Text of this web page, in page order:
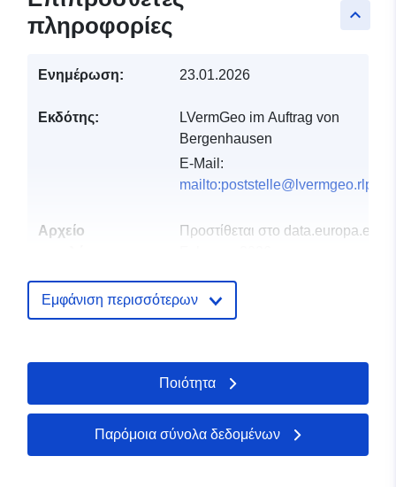
keyboard_arrow_up
πληροφορίες
Ενημέρωση: 23.01.2026
Εκδότης:
LVermGeo im Auftrag von
Bergenhausen
E-Mail:
mailto:poststelle@lvermgeo.rlp.de
Αρχείο
Προστίθεται στο data.europa.eu:
16 May 2026
50.0354 ], [ 7.59015,
50.0354 ], [ 7.59015,
50.0184 ], [ 7.54054,
50.0184 ], [ 7.54054,
Εμφάνιση περισσότερων
Ποιότητα
Παρόμοια σύνολα δεδομένων